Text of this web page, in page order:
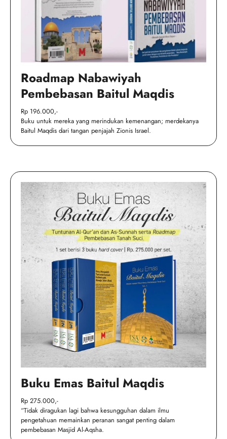
Roadmap Nabawiyah
Pembebasan Baitul Maqdis
Rp 196.000,-
Buku untuk mereka yang merindukan kemenangan; merdekanya
Baitul Maqdis dari tangan penjajah Zionis Israel.
Buku Emas Baitul Maqdis
Rp 275.000,-
“Tidak diragukan lagi bahwa kesungguhan dalam ilmu
pengetahuan memainkan peranan sangat penting dalam
pembebasan Masjid Al-Aqsha.